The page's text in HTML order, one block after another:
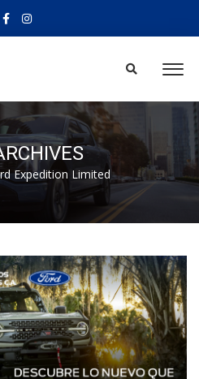
Expedition Limited